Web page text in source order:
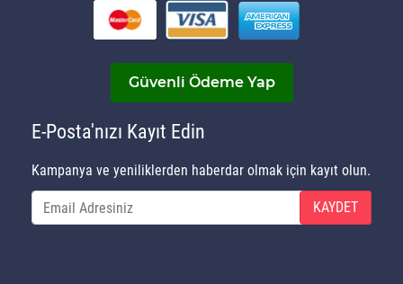
Güvenli Ödeme Yap
E-Posta'nızı Kayıt Edin
Kampanya ve yeniliklerden haberdar olmak için kayıt olun.
KAYDET